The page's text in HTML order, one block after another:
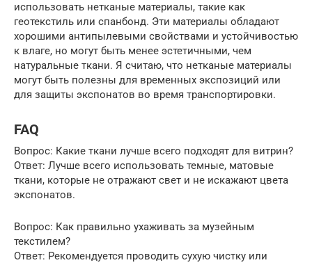
использовать нетканые материалы, такие как
геотекстиль или спанбонд. Эти материалы обладают
хорошими антипылевыми свойствами и устойчивостью
к влаге, но могут быть менее эстетичными, чем
натуральные ткани. Я считаю, что нетканые материалы
могут быть полезны для временных экспозиций или
для защиты экспонатов во время транспортировки.
FAQ
Вопрос: Какие ткани лучше всего подходят для витрин?
Ответ: Лучше всего использовать темные, матовые
ткани, которые не отражают свет и не искажают цвета
экспонатов.
Вопрос: Как правильно ухаживать за музейным
текстилем?
Ответ: Рекомендуется проводить сухую чистку или